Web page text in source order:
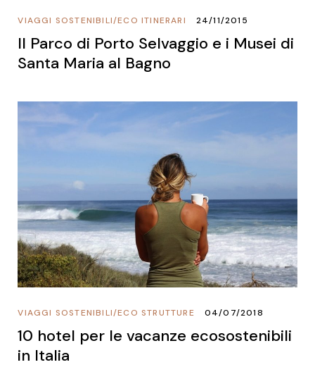
ECO ITINERARI
/
VIAGGI SOSTENIBILI 24/11/2015
Il Parco di Porto Selvaggio e i Musei di
Santa Maria al Bagno
ECO STRUTTURE
/
VIAGGI SOSTENIBILI 04/07/2018
10 hotel per le vacanze ecosostenibili
in Italia